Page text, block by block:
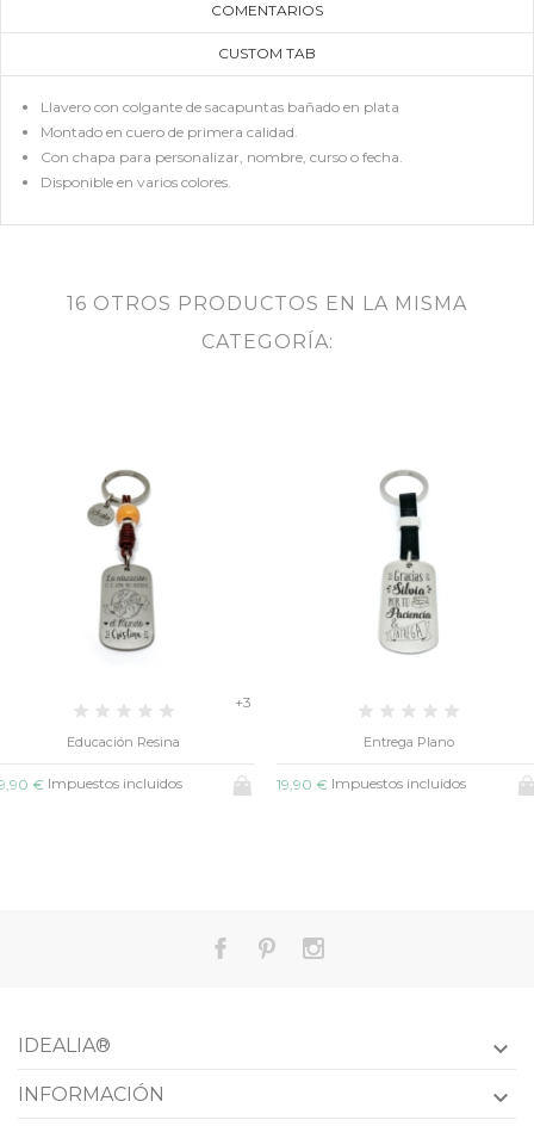
COMENTARIOS
CUSTOM TAB
Llavero con colgante de sacapuntas bañado en plata
Montado en cuero de primera calidad.
Con chapa para personalizar, nombre, curso o fecha.
Disponible en varios colores.
16 OTROS PRODUCTOS EN LA MISMA
CATEGORÍA:
+3
Educación Resina
€Impuestos incluidos
Entrega Plano
19,90 € Impuestos incluidos
IDEALIA® 
INFORMACIÓN 